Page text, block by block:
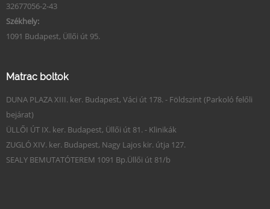
32677056-2-43
Székhely:
1091 Budapest, Üllői út 95.
Matrac boltok
DUNA PLAZA XIII. ker. Budapest, Váci út 178. - Földszint (Parkoló felőli
bejárat)
ÜLLŐI ÚT IX. ker. Budapest, Üllői út 81. - Klinikák
ZUGLÓ XIV. ker. Budapest, Nagy Lajos kir. útja 127.
SEALY BEMUTATÓTEREM 1091 Bp.Üllői út 81/b